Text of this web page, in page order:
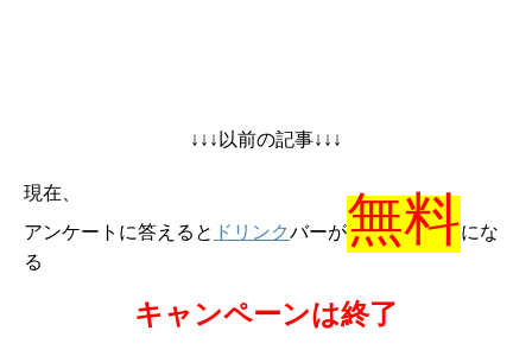
↓↓↓以前の記事↓↓↓
現在、
アンケートに答えると ドリンクバーが無料にな
る
キャンペーンは終了